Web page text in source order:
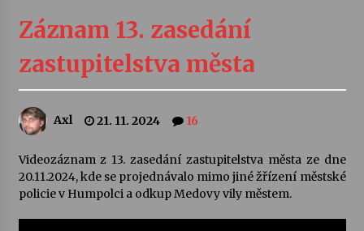
kapkou
Veselí muzikanti
Pozvánka na integrační festival Quijotova
Záznam 13. zasedání
zastupitelstva města
Axl 21. 11. 2024 16
Videozáznam z 13. zasedání zastupitelstva města ze dne
20.11.2024, kde se projednávalo mimo jiné žřízení městské
policie v Humpolci a odkup Medovy vily městem.